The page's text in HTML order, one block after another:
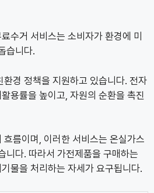
수거 서비스는 소비자가 환경에 미
습니다.
경 정책을 지원하고 있습니다. 전자
용률을 높이고, 자원의 순환을 촉진
흐름이며, 이러한 서비스는 온실가스
니다. 따라서 가전제품을 구매하는
물을 처리하는 자세가 요구됩니다.